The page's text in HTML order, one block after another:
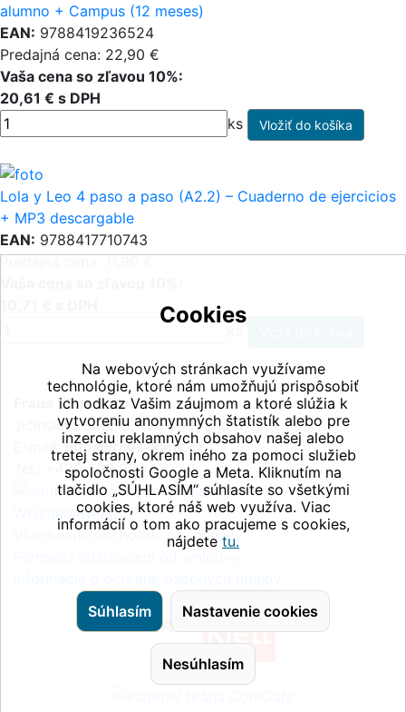
alumno + Campus (12 meses)
EAN: 9788419236524
Predajná cena: 22,90 €
Vaša cena so zľavou 10%:
20,61 € s DPH
ks
Lola y Leo 4 paso a paso (A2.2) – Cuaderno de ejercicios
+ MP3 descargable
EAN: 9788417710743
Fraus Klett, s.r.o.
Jičínská 2348/10, 130 00 Praha 3
E-mail:info@fraus-klett.cz
Tel.: +420 233 084 111
Whistleblowing
Všeobecné obchodné podmienky
Cookies
Na webových stránkach využívame
technológie, ktoré nám umožňujú prispôsobiť
ich odkaz Vašim záujmom a ktoré slúžia k
vytvoreniu anonymných štatistík alebo pre
inzerciu reklamných obsahov našej alebo
tretej strany, okrem iného za pomoci služieb
spoločnosti Google a Meta. Kliknutím na
tlačidlo „SÚHLASÍM“ súhlasíte so všetkými
cookies, ktoré náš web využíva. Viac
informácií o tom ako pracujeme s cookies,
nájdete tu.
Súhlasím Nastavenie cookies
Nesúhlasím